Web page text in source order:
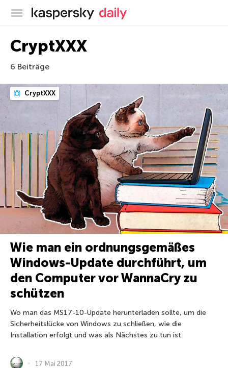
Offizieller Blog von Kaspersky
CryptXXX
6 Beiträge
CryptXXX
Wie man ein ordnungsgemäßes
Windows-Update durchführt, um
den Computer vor WannaCry zu
schützen
Wo man das MS17-10-Update herunterladen sollte, um die
Sicherheitslücke von Windows zu schließen, wie die
Installation erfolgt und was als Nächstes zu tun ist.
17 Mai 2017